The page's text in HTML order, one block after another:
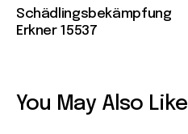
Schädlingsbekämpfung
Erkner 15537
You May Also Like